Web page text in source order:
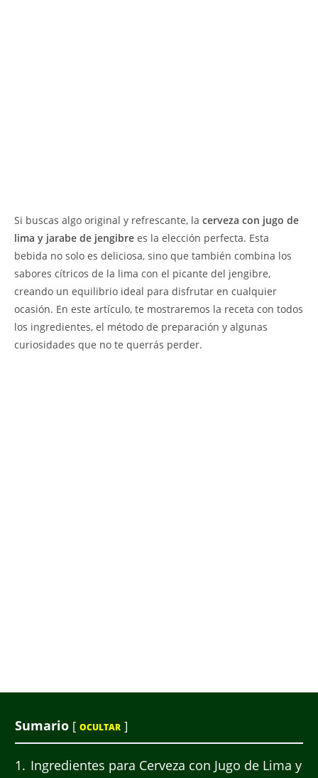
Si buscas algo original y refrescante, la cerveza con jugo de
lima y jarabe de jengibre es la elección perfecta. Esta
bebida no solo es deliciosa, sino que también combina los
sabores cítricos de la lima con el picante del jengibre,
creando un equilibrio ideal para disfrutar en cualquier
ocasión. En este artículo, te mostraremos la receta con todos
los ingredientes, el método de preparación y algunas
curiosidades que no te querrás perder.
Sumario [ OCULTAR ]
1
Ingredientes para Cerveza con Jugo de Lima y